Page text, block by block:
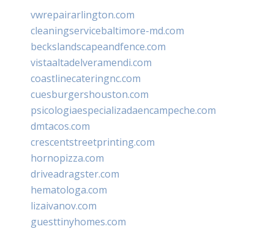
vwrepairarlington.com
cleaningservicebaltimore-md.com
beckslandscapeandfence.com
vistaaltadelveramendi.com
coastlinecateringnc.com
cuesburgershouston.com
psicologiaespecializadaencampeche.com
dmtacos.com
crescentstreetprinting.com
hornopizza.com
driveadragster.com
hematologa.com
lizaivanov.com
guesttinyhomes.com